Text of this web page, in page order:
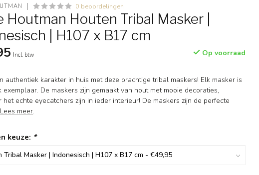
0 beoordelingen
Houtman Houten Tribal Masker |
| H107 x B17 cm
Incl. btw Op voorraad
authentiek karakter in huis met deze prachtige tribal maskers! Elk masker is
exemplaar. De maskers zijn gemaakt van hout met mooie decoraties,
het echte eyecatchers zijn in ieder interieur! De maskers zijn de perfecte
Lees meer.
keuze: *